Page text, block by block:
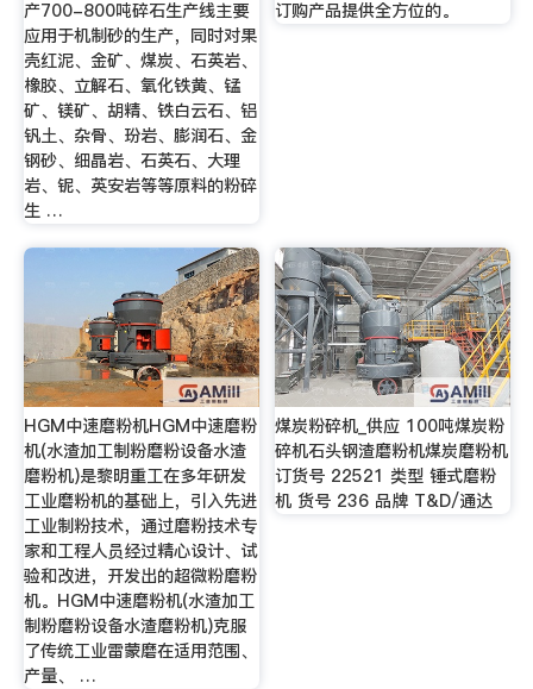
产700-800吨碎石生产线主要
应用于机制砂的生产，同时对果
壳红泥、金矿、煤炭、石英岩、
橡胶、立解石、氧化铁黄、锰
矿、镁矿、胡精、铁白云石、铝
钒土、杂骨、玢岩、膨润石、金
钢砂、细晶岩、石英石、大理
岩、铌、英安岩等等原料的粉碎
生 …
订购产品提供全方位的。
HGM中速磨粉机HGM中速磨粉
机(水渣加工制粉磨粉设备水渣
磨粉机)是黎明重工在多年研发
工业磨粉机的基础上，引入先进
工业制粉技术，通过磨粉技术专
家和工程人员经过精心设计、试
验和改进，开发出的超微粉磨粉
机。HGM中速磨粉机(水渣加工
制粉磨粉设备水渣磨粉机)克服
了传统工业雷蒙磨在适用范围、
产量、 …
煤炭粉碎机_供应 100吨煤炭粉
碎机石头钢渣磨粉机煤炭磨粉机
订货号 22521 类型 锤式磨粉
机 货号 236 品牌 T&D/通达